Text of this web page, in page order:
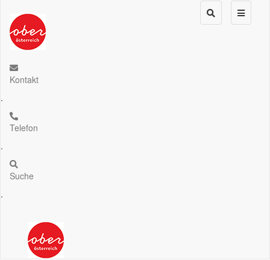
Kontakt
.
Telefon
.
Suche
.